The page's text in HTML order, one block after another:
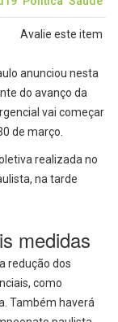
Avalie este item
anunciou nesta
do avanço da
vai começar
de março.
realizada no
na tarde
medidas
redução dos
como
Também haverá